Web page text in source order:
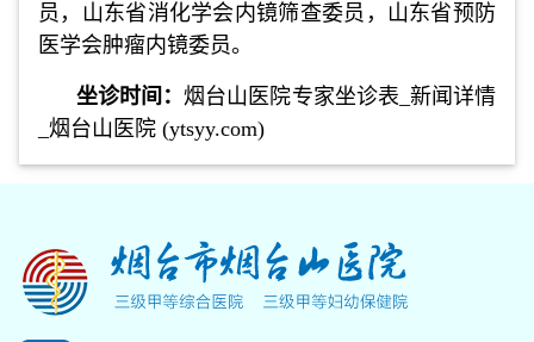
员，山东省消化学会内镜筛查委员，山东省预防
医学会肿瘤内镜委员。
坐诊时间：烟台山医院专家坐诊表_新闻详情
_烟台山医院 (ytsyy.com)